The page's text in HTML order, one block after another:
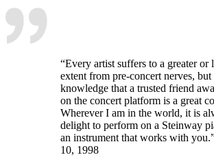
“Every artist suffers to a greater or
extent from pre-concert nerves, but
knowledge that a trusted friend
on the concert platform is a great
Wherever I am in the world, it is
delight to perform on a Steinway
an instrument that works with
10, 1998